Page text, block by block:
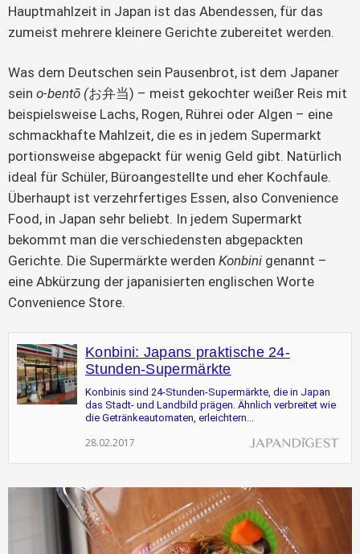
Hauptmahlzeit in Japan ist das Abendessen, für das
zumeist mehrere kleinere Gerichte zubereitet werden.
Was dem Deutschen sein Pausenbrot, ist dem Japaner
sein o-bentō (お弁当) – meist gekochter weißer Reis mit
beispielsweise Lachs, Rogen, Rührei oder Algen – eine
schmackhafte Mahlzeit, die es in jedem Supermarkt
portionsweise abgepackt für wenig Geld gibt. Natürlich
ideal für Schüler, Büroangestellte und eher Kochfaule.
Überhaupt ist verzehrfertiges Essen, also Convenience
Food, in Japan sehr beliebt. In jedem Supermarkt
bekommt man die verschiedensten abgepackten
Gerichte. Die Supermärkte werden Konbini genannt –
eine Abkürzung der japanisierten englischen Worte
Convenience Store.
Konbini: Japans praktische 24-
Stunden-Supermärkte
Konbinis sind 24-Stunden-Supermärkte, die in Japan
das Stadt- und Landbild prägen. Ähnlich verbreitet wie
die Getränkeautomaten, erleichtern...
28.02.2017